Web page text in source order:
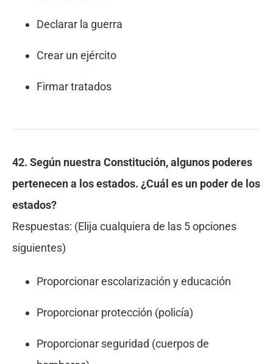
Declarar la guerra
Crear un ejército
Firmar tratados
42. Según nuestra Constitución, algunos poderes
pertenecen a los estados. ¿Cuál es un poder de los
estados?
Respuestas: (Elija cualquiera de las 5 opciones
siguientes)
Proporcionar escolarización y educación
Proporcionar protección (policía)
Proporcionar seguridad (cuerpos de